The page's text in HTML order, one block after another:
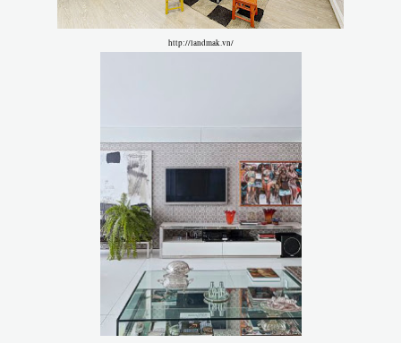
http://landmak.vn/